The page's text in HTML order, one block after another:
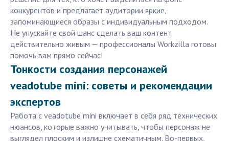
конкурентов и предлагает аудитории яркие,
запоминающиеся образы с индивидуальным подходом.
Не упускайте свой шанс сделать ваш контент
действительно живым — профессионалы Workzilla готовы
помочь вам прямо сейчас!
Тонкости создания персонажей
veadotube mini: советы и рекомендации
экспертов
Работа с veadotube mini включает в себя ряд технических
нюансов, которые важно учитывать, чтобы персонаж не
выглядел плоским и излишне схематичным. Во-первых,